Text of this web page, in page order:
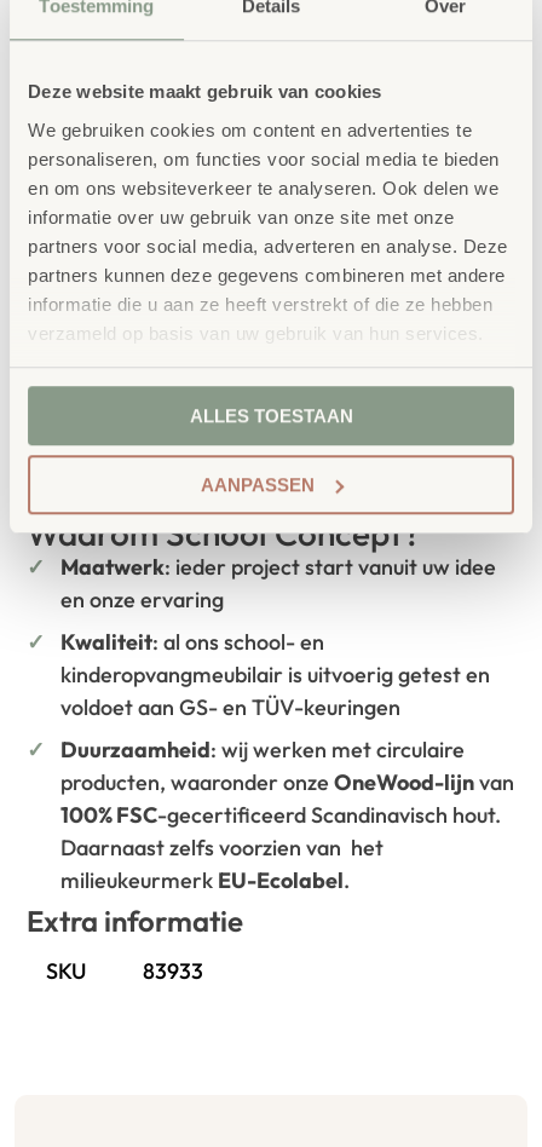
Toestemming Details Over
Deze website maakt gebruik van cookies
We gebruiken cookies om content en advertenties te
personaliseren, om functies voor social media te bieden
en om ons websiteverkeer te analyseren. Ook delen we
informatie over uw gebruik van onze site met onze
partners voor social media, adverteren en analyse. Deze
partners kunnen deze gegevens combineren met andere
informatie die u aan ze heeft verstrekt of die ze hebben
verzameld op basis van uw gebruik van hun services.
ALLES TOESTAAN
AANPASSEN
Geschikt voor kinderen van +/- 8 t/m 12 jaar.
Vertrouwd bestellen bij School
Concept
School Concept is de specialist in
onderwijsmeubilair. Wij geloven dat een
leeromgeving inspireert wanneer deze
aansluit bij de behoeften van kinderen én
Waarom School Concept?
Maatwerk: ieder project start vanuit uw idee
en onze ervaring
Kwaliteit: al ons school- en
kinderopvangmeubilair is uitvoerig getest en
voldoet aan GS- en TÜV-keuringen
Duurzaamheid: wij werken met circulaire
producten, waaronder onzeOneWood-lijnvan
100% FSC-gecertificeerd Scandinavisch hout.
Daarnaast zelfs voorzien van het
milieukeurmerk EU-Ecolabel.
Extra informatie
SKU 83933